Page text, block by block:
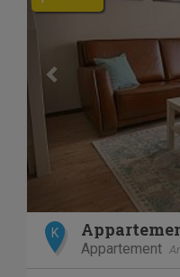
K
Appartement